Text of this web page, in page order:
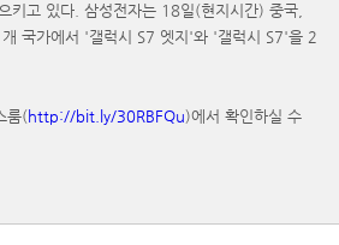
키고 있다. 삼성전자는 18일(현지시간) 중국,
국가에서 '갤럭시 S7 엣지'와 '갤럭시 S7'을 2
룸(http://bit.ly/30RBFQu)에서 확인하실 수